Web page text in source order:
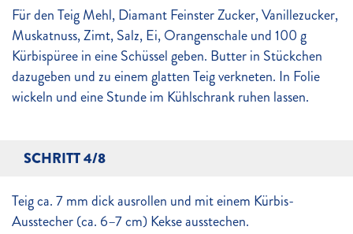
Für den Teig Mehl, Diamant Feinster Zucker, Vanillezucker,
Muskatnuss, Zimt, Salz, Ei, Orangenschale und 100 g
Kürbispüree in eine Schüssel geben. Butter in Stückchen
dazugeben und zu einem glatten Teig verkneten. In Folie
wickeln und eine Stunde im Kühlschrank ruhen lassen.
SCHRITT 4/8
Teig ca. 7 mm dick ausrollen und mit einem Kürbis-
Ausstecher (ca. 6–7 cm) Kekse ausstechen.